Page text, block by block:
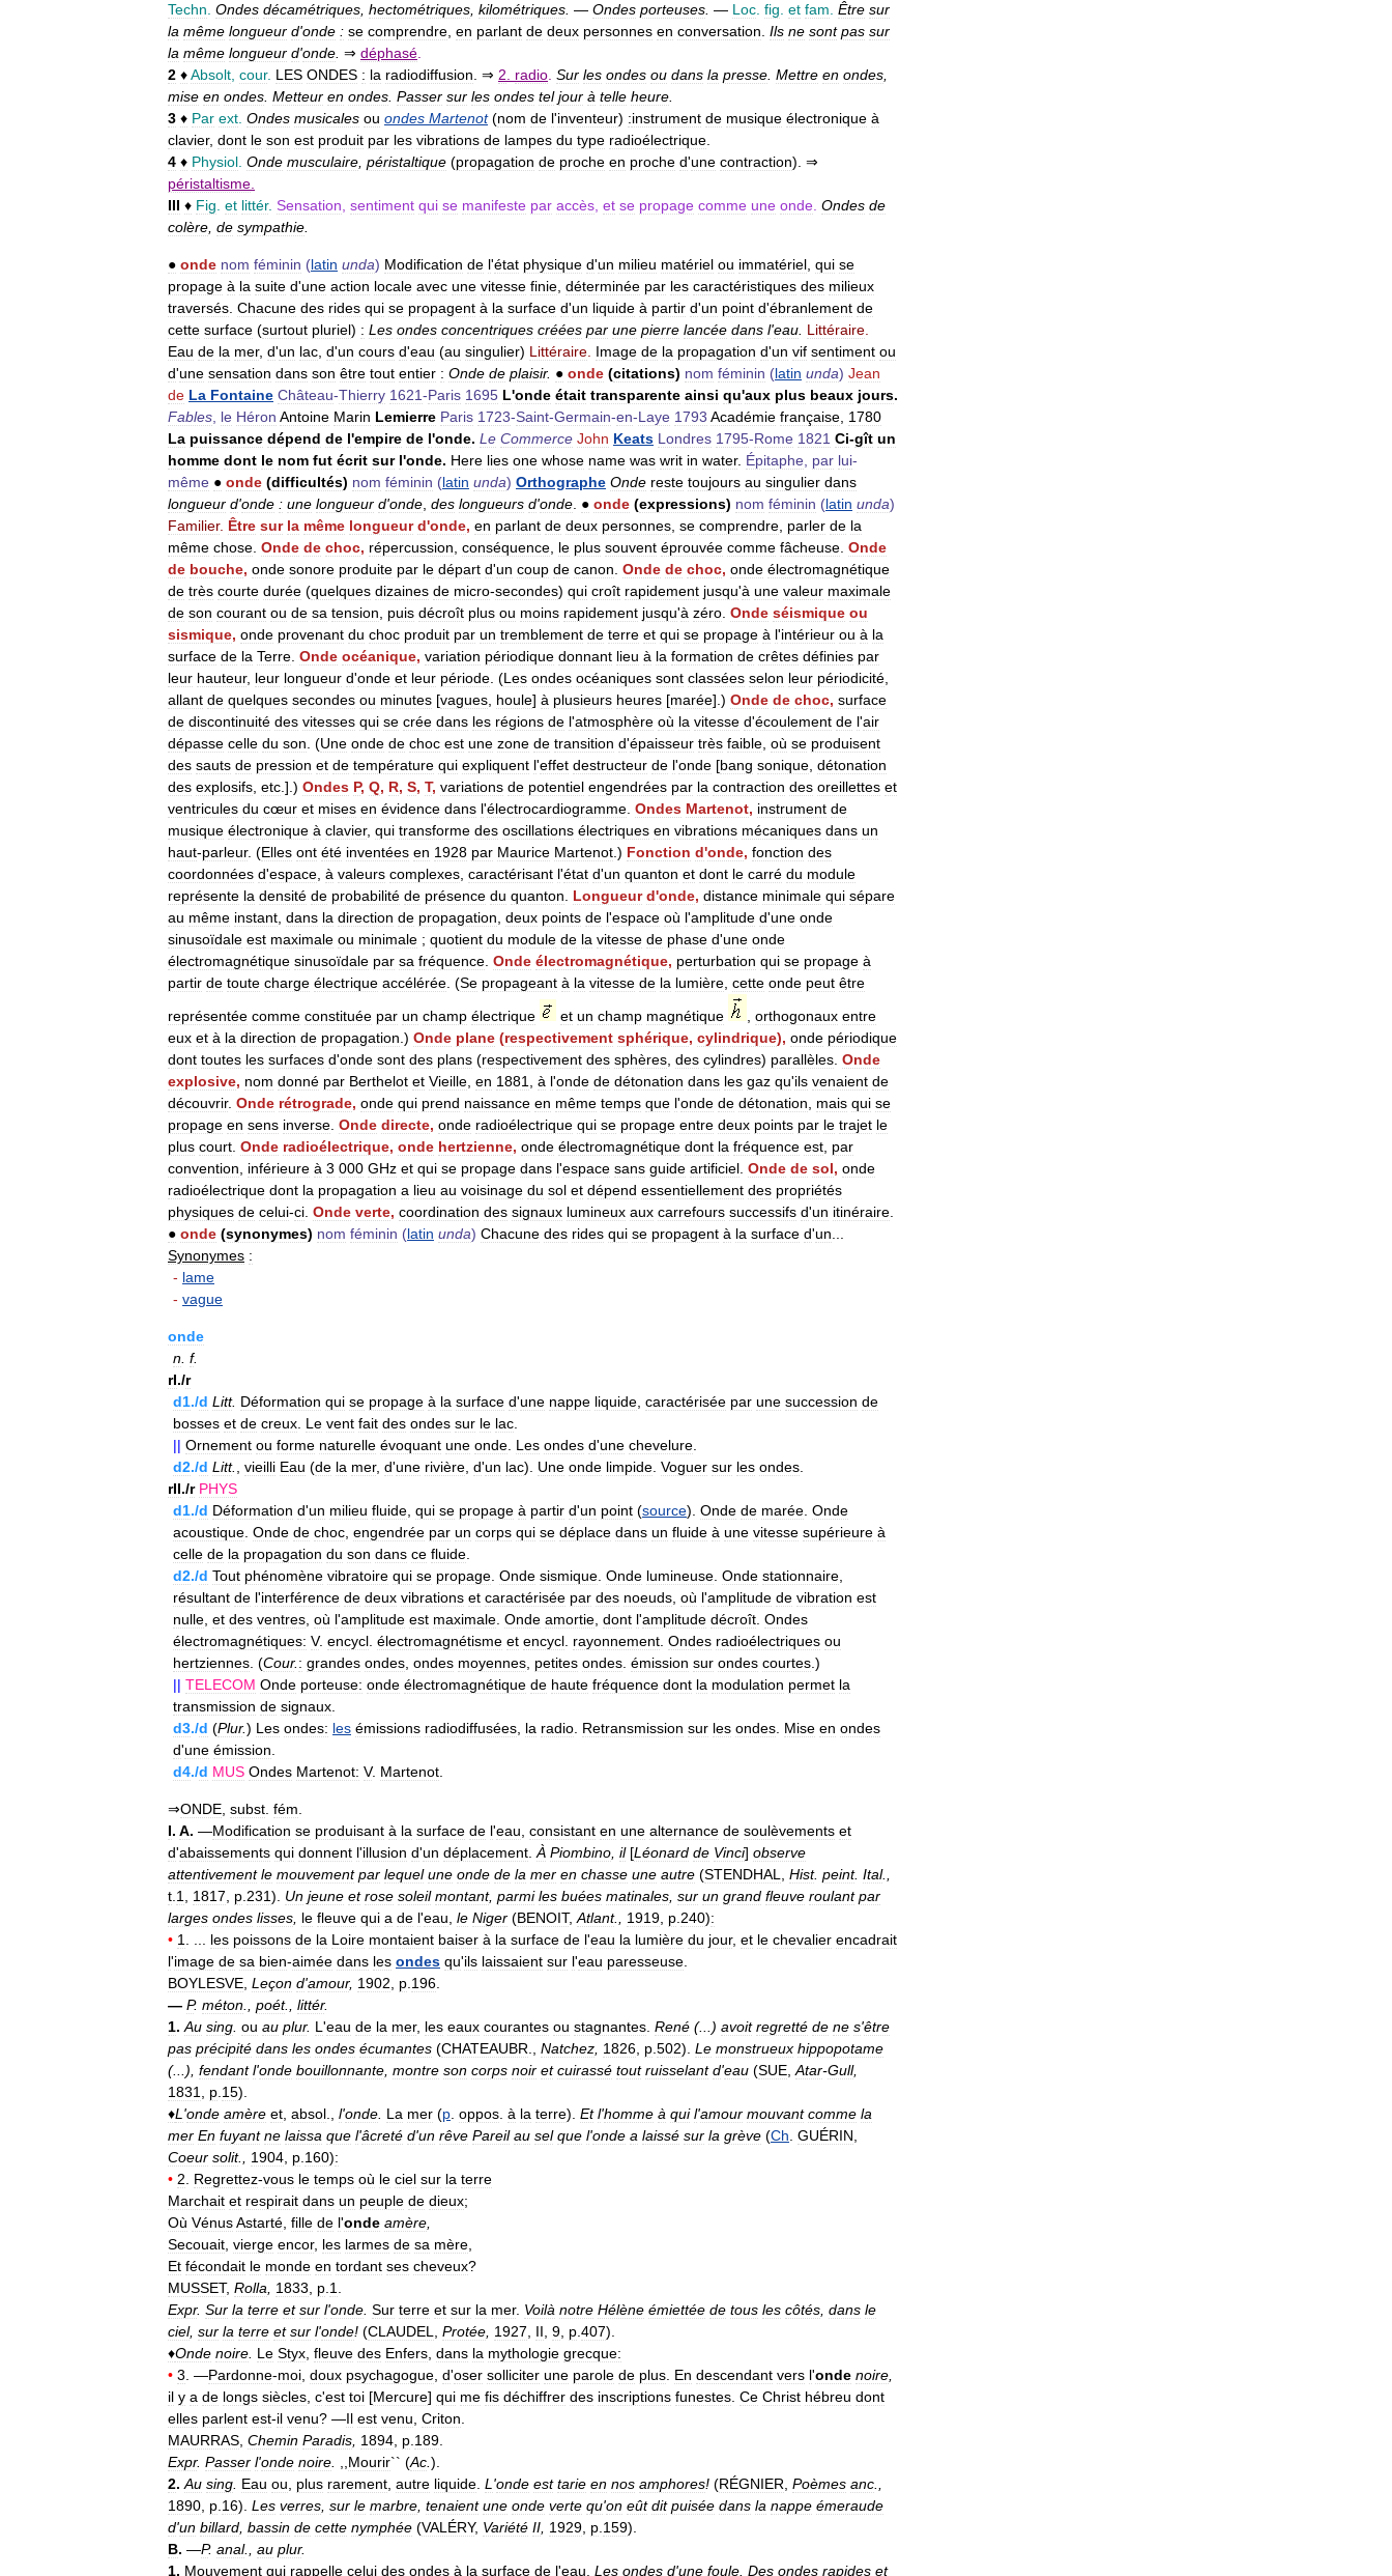
Techn. Ondes décamétriques, hectométriques, kilométriques. — Ondes porteuses. — Loc. fig. et fam. Être sur
la même longueur d'onde : se comprendre, en parlant de deux personnes en conversation. Ils ne sont pas sur
la même longueur d'onde. ⇒ déphasé.
2 ♦Absolt, cour. LES ONDES : la radiodiffusion. ⇒ 2. radio. Sur les ondes ou dans la presse. Mettre en ondes,
mise en ondes. Metteur en ondes. Passer sur les ondes tel jour à telle heure.
3 ♦ Par ext. Ondes musicales ou ondes Martenot (nom de l'inventeur) :instrument de musique électronique à
clavier, dont le son est produit par les vibrations de lampes du type radioélectrique.
4 ♦ Physiol. Onde musculaire, péristaltique (propagation de proche en proche d'une contraction). ⇒
péristaltisme.
III ♦ Fig. et littér. Sensation, sentiment qui se manifeste par accès, et se propage comme une onde. Ondes de
colère, de sympathie.
● onde nom féminin (latin unda) Modification de l'état physique d'un milieu matériel ou immatériel, qui se
propage à la suite d'une action locale avec une vitesse finie, déterminée par les caractéristiques des milieux
traversés. Chacune des rides qui se propagent à la surface d'un liquide à partir d'un point d'ébranlement de
cette surface (surtout pluriel) : Les ondes concentriques créées par une pierre lancée dans l'eau. Littéraire.
Eau de la mer, d'un lac, d'un cours d'eau (au singulier) Littéraire. Image de la propagation d'un vif sentiment ou
d'une sensation dans son être tout entier : Onde de plaisir. ● onde (citations) nom féminin (latin unda) Jean
de La Fontaine Château-Thierry 1621-Paris 1695 L'onde était transparente ainsi qu'aux plus beaux jours.
Fables, le Héron Antoine Marin Lemierre Paris 1723-Saint-Germain-en-Laye 1793 Académie française, 1780
La puissance dépend de l'empire de l'onde. Le Commerce John Keats Londres 1795-Rome 1821 Ci-gît un
homme dont le nom fut écrit sur l'onde. Here lies one whose name was writ in water. Épitaphe, par lui-
même ● onde (difficultés) nom féminin (latin unda) Orthographe Onde reste toujours au singulier dans
longueur d'onde : une longueur d'onde, des longueurs d'onde. ● onde (expressions) nom féminin (latin unda)
Familier. Être sur la même longueur d'onde, en parlant de deux personnes, se comprendre, parler de la
même chose. Onde de choc, répercussion, conséquence, le plus souvent éprouvée comme fâcheuse. Onde
de bouche, onde sonore produite par le départ d'un coup de canon. Onde de choc, onde électromagnétique
de très courte durée (quelques dizaines de micro-secondes) qui croît rapidement jusqu'à une valeur maximale
de son courant ou de sa tension, puis décroît plus ou moins rapidement jusqu'à zéro. Onde séismique ou
sismique, onde provenant du choc produit par un tremblement de terre et qui se propage à l'intérieur ou à la
surface de la Terre. Onde océanique, variation périodique donnant lieu à la formation de crêtes définies par
leur hauteur, leur longueur d'onde et leur période. (Les ondes océaniques sont classées selon leur périodicité,
allant de quelques secondes ou minutes [vagues, houle] à plusieurs heures [marée].) Onde de choc, surface
de discontinuité des vitesses qui se crée dans les régions de l'atmosphère où la vitesse d'écoulement de l'air
dépasse celle du son. (Une onde de choc est une zone de transition d'épaisseur très faible, où se produisent
des sauts de pression et de température qui expliquent l'effet destructeur de l'onde [bang sonique, détonation
des explosifs, etc.].) Ondes P, Q, R, S, T, variations de potentiel engendrées par la contraction des oreillettes et
ventricules du cœur et mises en évidence dans l'électrocardiogramme. Ondes Martenot, instrument de
musique électronique à clavier, qui transforme des oscillations électriques en vibrations mécaniques dans un
haut-parleur. (Elles ont été inventées en 1928 par Maurice Martenot.) Fonction d'onde, fonction des
coordonnées d'espace, à valeurs complexes, caractérisant l'état d'un quanton et dont le carré du module
représente la densité de probabilité de présence du quanton. Longueur d'onde, distance minimale qui sépare
au même instant, dans la direction de propagation, deux points de l'espace où l'amplitude d'une onde
sinusoïdale est maximale ou minimale ; quotient du module de la vitesse de phase d'une onde
électromagnétique sinusoïdale par sa fréquence. Onde électromagnétique, perturbation qui se propage à
partir de toute charge électrique accélérée. (Se propageant à la vitesse de la lumière, cette onde peut être
représentée comme constituée par un champ électrique et un champ magnétique , orthogonaux entre
eux et à la direction de propagation.) Onde plane (respectivement sphérique, cylindrique), onde périodique
dont toutes les surfaces d'onde sont des plans (respectivement des sphères, des cylindres) parallèles. Onde
explosive, nom donné par Berthelot et Vieille, en 1881, à l'onde de détonation dans les gaz qu'ils venaient de
découvrir. Onde rétrograde, onde qui prend naissance en même temps que l'onde de détonation, mais qui se
propage en sens inverse. Onde directe, onde radioélectrique qui se propage entre deux points par le trajet le
plus court. Onde radioélectrique, onde hertzienne, onde électromagnétique dont la fréquence est, par
convention, inférieure à 3 000 GHz et qui se propage dans l'espace sans guide artificiel. Onde de sol, onde
radioélectrique dont la propagation a lieu au voisinage du sol et dépend essentiellement des propriétés
physiques de celui-ci. Onde verte, coordination des signaux lumineux aux carrefours successifs d'un itinéraire.
● onde (synonymes) nom féminin (latin unda) Chacune des rides qui se propagent à la surface d'un...
Synonymes :
- lame
- vague
onde
n. f.
rI./r
d1./d Litt. Déformation qui se propage à la surface d'une nappe liquide, caractérisée par une succession de
bosses et de creux. Le vent fait des ondes sur le lac.
|| Ornement ou forme naturelle évoquant une onde. Les ondes d'une chevelure.
d2./d Litt., vieilli Eau (de la mer, d'une rivière, d'un lac). Une onde limpide. Voguer sur les ondes.
rII./r PHYS
d1./d Déformation d'un milieu fluide, qui se propage à partir d'un point (source). Onde de marée. Onde
acoustique. Onde de choc, engendrée par un corps qui se déplace dans un fluide à une vitesse supérieure à
celle de la propagation du son dans ce fluide.
d2./d Tout phénomène vibratoire qui se propage. Onde sismique. Onde lumineuse. Onde stationnaire,
résultant de l'interférence de deux vibrations et caractérisée par des noeuds, où l'amplitude de vibration est
nulle, et des ventres, où l'amplitude est maximale. Onde amortie, dont l'amplitude décroît. Ondes
électromagnétiques: V. encycl. électromagnétisme et encycl. rayonnement. Ondes radioélectriques ou
hertziennes. (Cour.: grandes ondes, ondes moyennes, petites ondes. émission sur ondes courtes.)
|| TELECOM Onde porteuse: onde électromagnétique de haute fréquence dont la modulation permet la
transmission de signaux.
d3./d (Plur.) Les ondes: les émissions radiodiffusées, la radio. Retransmission sur les ondes. Mise en ondes
d'une émission.
d4./d MUS Ondes Martenot: V. Martenot.
⇒ONDE, subst. fém.
I. A. —Modification se produisant à la surface de l'eau, consistant en une alternance de soulèvements et
d'abaissements qui donnent l'illusion d'un déplacement.À Piombino, il[Léonard de Vinci] observe
attentivement le mouvement par lequel une onde de la mer en chasse une autre (STENDHAL, Hist. peint. Ital.,
t.1, 1817, p.231). Un jeune et rose soleil montant, parmi les buées matinales, sur un grand fleuve roulant par
larges ondes lisses, le fleuve qui a de l'eau, le Niger (BENOIT,Atlant., 1919, p.240):
• 1. ... les poissons de la Loire montaient baiser à la surface de l'eau la lumière du jour, et le chevalier encadrait
l'image de sa bien-aimée dans les ondes qu'ils laissaient sur l'eau paresseuse.
BOYLESVE, Leçon d'amour, 1902, p.196.
— P. méton., poét., littér.
1.Au sing. ou au plur. L'eau de la mer, les eaux courantes ou stagnantes. René (...) avoit regretté de ne s'être
pas précipité dans les ondes écumantes (CHATEAUBR., Natchez, 1826, p.502). Le monstrueux hippopotame
(...), fendant l'onde bouillonnante, montre son corps noir et cuirassé tout ruisselant d'eau (SUE,Atar-Gull,
1831, p.15).
♦L'onde amère et, absol., l'onde. La mer (p. oppos. à la terre). Et l'homme à qui l'amour mouvant comme la
mer En fuyant ne laissa que l'âcreté d'un rêve Pareil au sel que l'onde a laissé sur la grève (Ch. GUÉRIN,
Coeur solit., 1904, p.160):
• 2. Regrettez-vous le temps où le ciel sur la terre
Marchait et respirait dans un peuple de dieux;
Où VénusAstarté, fille de l'onde amère,
Secouait, vierge encor, les larmes de sa mère,
Et fécondait le monde en tordant ses cheveux?
MUSSET, Rolla, 1833, p.1.
Expr. Sur la terre et sur l'onde. Sur terre et sur la mer. Voilà notre Hélène émiettée de tous les côtés, dans le
ciel, sur la terre et sur l'onde! (CLAUDEL, Protée, 1927, II, 9, p.407).
♦Onde noire. Le Styx, fleuve des Enfers, dans la mythologie grecque:
• 3. —Pardonne-moi, doux psychagogue, d'oser solliciter une parole de plus. En descendant vers l'onde noire,
il y a de longs siècles, c'est toi [Mercure] qui me fis déchiffrer des inscriptions funestes. Ce Christ hébreu dont
elles parlent est-il venu? —Il est venu, Criton.
MAURRAS, Chemin Paradis, 1894, p.189.
Expr. Passer l'onde noire. ,,Mourir`` (Ac.).
2.Au sing. Eau ou, plus rarement, autre liquide. L'onde est tarie en nos amphores! (RÉGNIER, Poèmes anc.,
1890, p.16). Les verres, sur le marbre, tenaient une onde verte qu'on eût dit puisée dans la nappe émeraude
d'un billard, bassin de cette nymphée (VALÉRY, Variété II, 1929, p.159).
B. —P. anal., au plur.
1. Mouvement qui rappelle celui des ondes à la surface de l'eau. Les ondes d'une foule. Des ondes rapides et